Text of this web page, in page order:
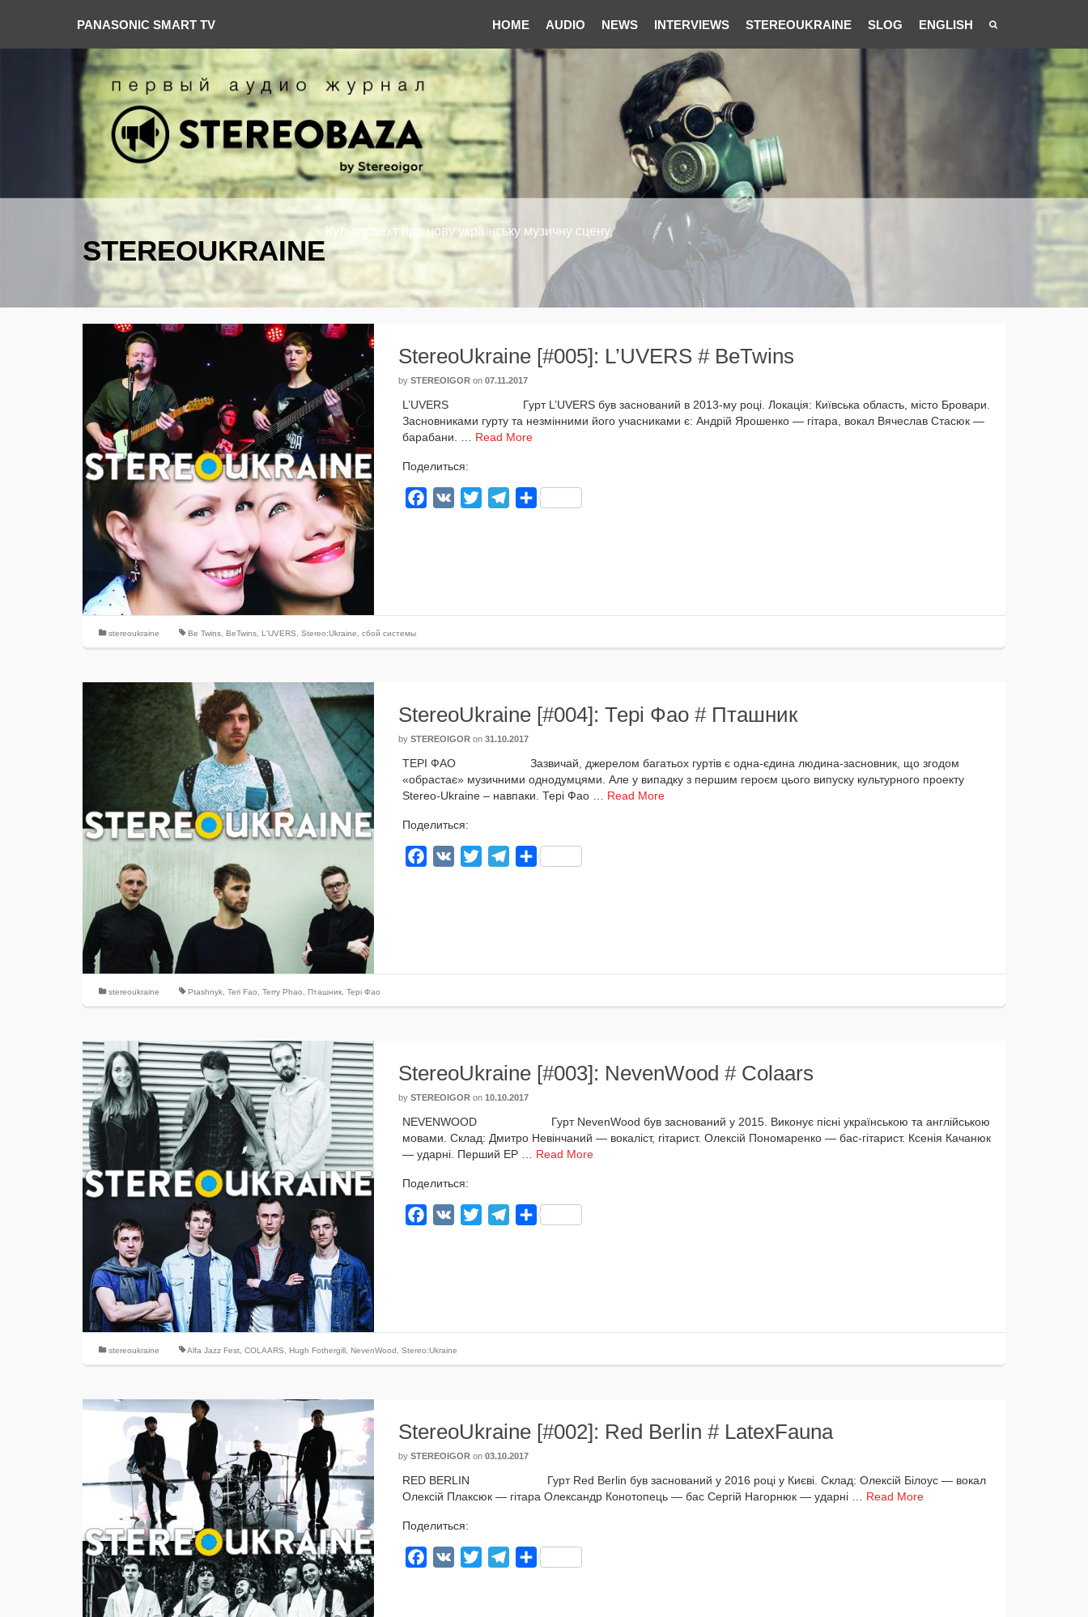
PANASONIC SMART TV HOME AUDIO NEWS INTERVIEWS STEREOUKRAINE SLOG ENGLISH
STEREOUKRAINE
Культпроект про нову українську музичну сцену
StereoUkraine [#005]: L’UVERS # BeTwins
by STEREOIGOR on 07.11.2017
L’UVERS Гурт L’UVERS був зас­но­ва­ний в 2013-му році. Локація: Київська область, місто Бровари.
Засновниками гур­ту та незмін­ни­ми його учас­ни­ка­ми є: Андрій Ярошенко — гіта­ра, вокал Вячеслав Стасюк —
бара­ба­ни. … Read More
Поделиться:
Facebook
VK Twitter TelegramОтправить
stereoukraine Be Twins BeTwins L'UVERS Stereo:Ukraine сбой системы
StereoUkraine [#004]: Тері Фао # Пташник
by STEREOIGOR on 31.10.2017
ТЕРІ ФАО Зазвичай, дже­ре­лом багатьох гур­тів є одна-єдина людина-засновник, що зго­дом
«обрас­тає» музич­ни­ми одно­дум­ця­ми. Але у випад­ку з пер­шим героєм цьо­го випус­ку куль­тур­но­го про­ек­ту
Stereo-Ukraine – нав­па­ки. Тері Фао … Read More
Поделиться:
Facebook
VK Twitter TelegramОтправить
stereoukraine Ptashnyk Teri Fao Terry Phao Пташник Тері Фао
StereoUkraine [#003]: NevenWood # Colaars
by STEREOIGOR on 10.10.2017
NEVENWOOD Гурт NevenWood був зас­но­ва­ний у 2015. Виконує піс­ні українсь­кою та англійсь­кою
мова­ми. Склад: Дмитро Невінчаний — вокаліст, гіта­рист. Олексій Пономаренко — бас-гітарист. Ксенія Качанюк
— удар­ні. Перший EP … Read More
Поделиться:
Facebook
VK Twitter TelegramОтправить
stereoukraine Alfa Jazz Fest COLAARS Hugh Fothergill NevenWood Stereo:Ukraine
StereoUkraine [#002]: Red Berlin # LatexFauna
by STEREOIGOR on 03.10.2017
RED BERLIN Гурт Red Berlin був зас­но­ва­ний у 2016 році у Києві. Склад: Олексій Білоус — вокал
Олексій Плаксюк — гіта­ра Олександр Конотопець — бас Сергій Нагорнюк — удар­ні … Read More
Поделиться:
Facebook
VK Twitter TelegramОтправить